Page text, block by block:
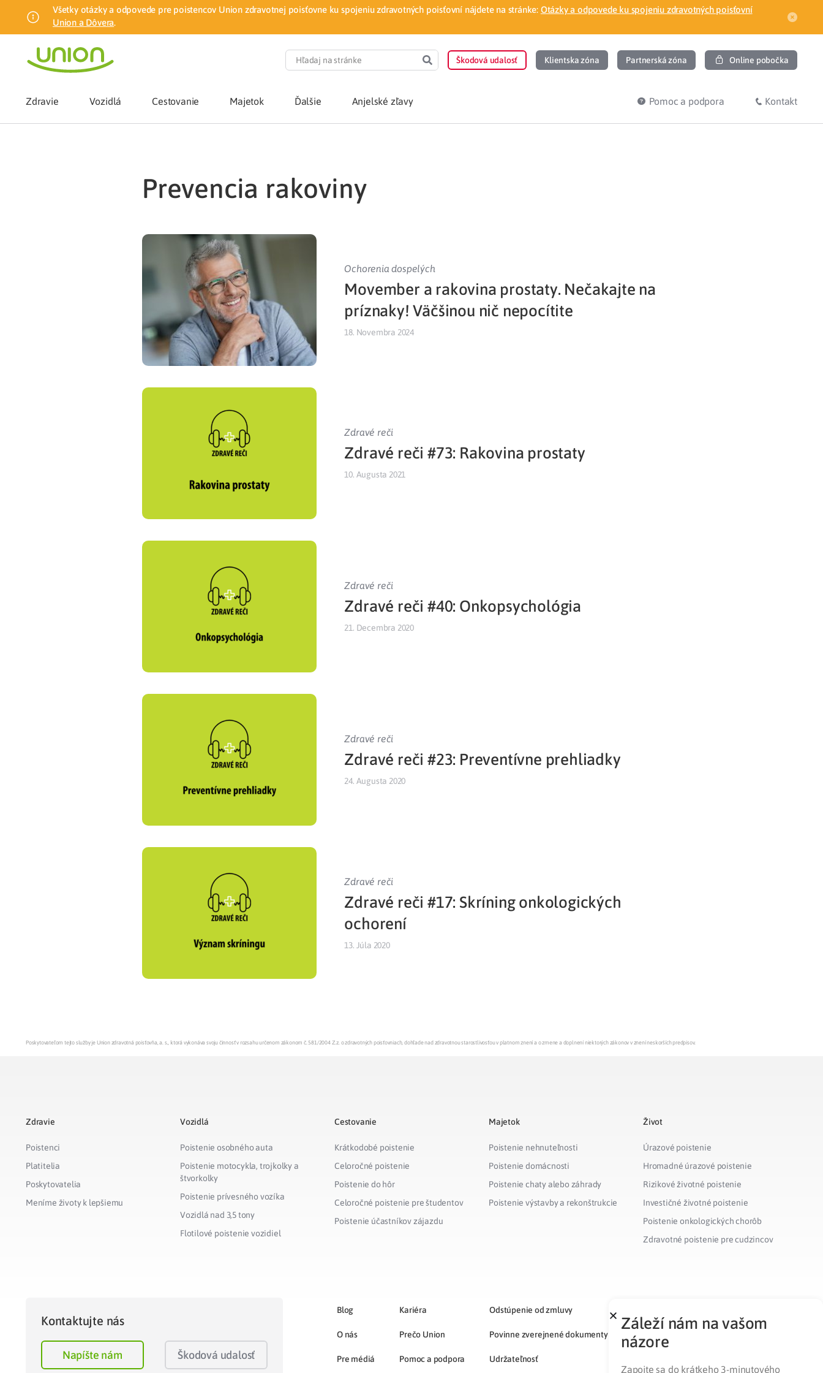
Všetky otázky a odpovede pre poistencov Union zdravotnej poisťovne ku spojeniu zdravotných poisťovní nájdete na stránke: Otázky a odpovede ku spojeniu zdravotných poisťovní
Union a Dôvera.
Škodová udalosť Klientska zóna Partnerská zóna Online pobočka
Zdravie
Zmena zdravotnej poisťovne
Poistenie novorodenca v pohodlí domova
Zdravotné poistenie pre cudzincov
Prečo Union
Liečba v zahraničí
Potvrdenie o neevidovaní
Vozidlá Cestovanie Majetok Ďalšie Anjelské zľavy Pomoc a podpora Kontakt
prevencia rakoviny
Ochorenia dospelých
Movember a rakovina prostaty. Nečakajte na
príznaky! Väčšinou nič nepocítite
18. Novembra 2024
Zdravé reči
Zdravé reči #73: Rakovina prostaty
10. Augusta 2021
Zdravé reči
Zdravé reči #40: Onkopsychológia
21. Decembra 2020
Zdravé reči
Zdravé reči #23: Preventívne prehliadky
24. Augusta 2020
Zdravé reči
Zdravé reči #17: Skríning onkologických
ochorení
13. Júla 2020
Poskytovateľom tejto služby je Union zdravotná poisťovňa, a. s., ktorá vykonáva svoju činnosť v rozsahu určenom zákonom č. 581/2004 Z.z. o zdravotných poisťovniach, dohľade nad zdravotnou starostlivosťou v platnom znení a o zmene a doplnení niektorých zákonov v znení neskorších predpisov.
Zdravie
Poistenci
Platitelia
Poskytovatelia
Meníme životy k lepšiemu
Vozidlá
Poistenie osobného auta
Poistenie motocykla, trojkolky a
štvorkolky
Poistenie prívesného vozíka
Vozidlá nad 3,5 tony
Flotilové poistenie vozidiel
Cestovanie
Krátkodobé poistenie
Celoročné poistenie
Poistenie do hôr
Celoročné poistenie pre študentov
Poistenie účastníkov zájazdu
Majetok
Poistenie nehnuteľnosti
Poistenie domácnosti
Poistenie chaty alebo záhrady
Poistenie výstavby a rekonštrukcie
Život
Úrazové poistenie
Hromadné úrazové poistenie
Rizikové životné poistenie
Investičné životné poistenie
Poistenie onkologických chorôb
Zdravotné poistenie pre cudzincov
Kontaktujte nás
Napíšte nám Škodová udalosť
Blog
O nás
Pre médiá
Kariéra
Prečo Union
Pomoc a podpora
Odstúpenie od zmluvy
Povinne zverejnené dokumenty
Udržateľnosť
Záleží nám na vašom
názore
Zapojte sa do krátkeho 3-minutového